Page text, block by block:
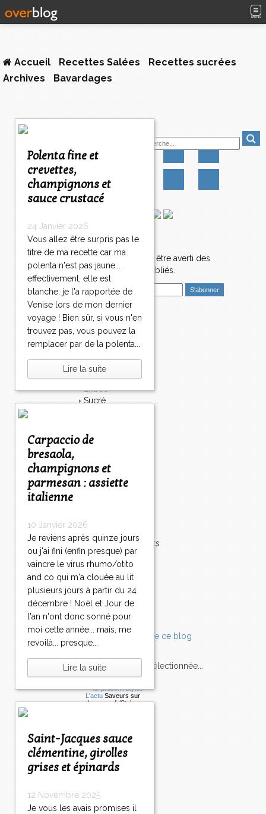
MENU
Accueil Recettes Salées
Recettes sucrées
Archives
Bavardages
Polenta fine et
crevettes,
champignons et
sauce crustacé
24 Janvier 2026
Vous allez être surpris pas le
titre de ma recette car ma
polenta n'est pas jaune...
effectivement, elle est
blanche, je l'a rapportée de
Venise lors de mon dernier
voyage ! Bien sûr, si vous n'en
trouvez pas, vous pouvez la
remplacer par de la polenta...
Lire la suite
Carpaccio de
bresaola,
champignons et
parmesan : assiette
italienne
10 Janvier 2026
Je reviens après quinze jours
ou j'ai fini (enfin presque) par
vaincre le virus rhumo/otito
and co qui m'a clouée au lit
plusieurs jours à partir du 24
décembre ! Noël et Jour de
l'an n'ont donc sonné pour
moi cette année... mais, me
revoilà... presque...
Lire la suite
Saint-Jacques sauce
clémentine, girolles
grises et épinards
12 Novembre 2025
Je vous les avais promises il
Newsletter
Abonnez-vous pour être averti des
nouveaux articles publiés.
E
m
Catégories
Salé
Bavardages
Entrée
Sucré
Fromage
Tarte
Épices
Fêtes
Accompagnements
Champignons
Chocolat
Pâtes
Tomates
Balade
L'Express style m'a sélectionnée...
L'actu Saveurs sur
lexpress.fr/Styles
2